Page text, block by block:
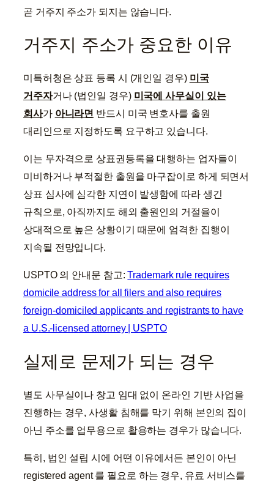
곧 거주지 주소가 되지는 않습니다.
거주지 주소가 중요한 이유
미특허청은 상표 등록 시 (개인일 경우) 미국
거주자거나 (법인일 경우) 미국에 사무실이 있는
회사가 아니라면 반드시 미국 변호사를 출원
대리인으로 지정하도록 요구하고 있습니다.
이는 무자격으로 상표권등록을 대행하는 업자들이
미비하거나 부적절한 출원을 마구잡이로 하게 되면서
상표 심사에 심각한 지연이 발생함에 따라 생긴
규칙으로, 아직까지도 해외 출원인의 거절율이
상대적으로 높은 상황이기 때문에 엄격한 집행이
지속될 전망입니다.
USPTO 의 안내문 참고:Trademark rule requires
domicile address for all filers and also requires
foreign-domiciled applicants and registrants to have
a U.S.-licensed attorney | USPTO
실제로 문제가 되는 경우
별도 사무실이나 창고 임대 없이 온라인 기반 사업을
진행하는 경우, 사생활 침해를 막기 위해 본인의 집이
아닌 주소를 업무용으로 활용하는 경우가 많습니다.
특히, 법인 설립 시에 어떤 이유에서든 본인이 아닌
registered agent 를 필요로 하는 경우, 유료 서비스를